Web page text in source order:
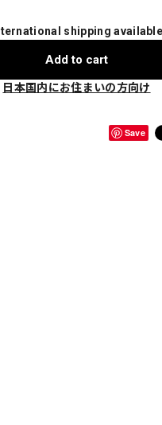
shipping
Add to cart
日本国内にお住まいの方向け
Save